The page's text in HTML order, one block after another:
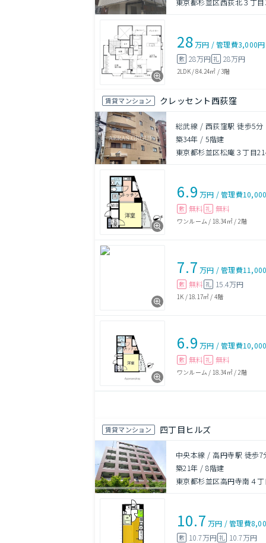
東京都杉並区西荻北３丁目
28万円 /管理費3,000円
敷 28万円 礼 28万円
2LDK/84.24㎡ /3階
賃貸マンション クレッセント西荻窪
総武線 / 西荻窪駅 徒歩5分
築34年 /5階建
東京都杉並区松庵３丁目
6.9 万円 /管理費
敷 無料 礼 無料
ワンルーム / 18.34㎡/ 2階
7.7 万円 /管理費
敷 無料 礼 15.4万円
1K / 18.17㎡ / 4階
6.9 万円 /管理費
敷 無料 礼 無料
ワンルーム / 18.34㎡/ 2階
賃貸マンション 四丁目ヒルズ
中央本線 / 高円寺駅 徒歩7
築21年 /8階建
東京都杉並区高円寺南４
10.7 万円 /管理費
敷 10.7万円 礼 10.7万円